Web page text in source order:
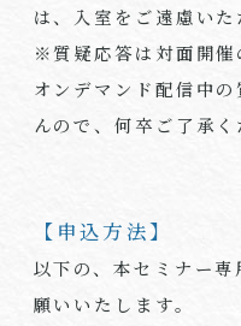
は、入室をご遠慮いた
※質疑応答は対面開催
オンデマンド配信中
んので、何卒ご了承く
【申込方法】
以下の、本セミナー
願いいたします。